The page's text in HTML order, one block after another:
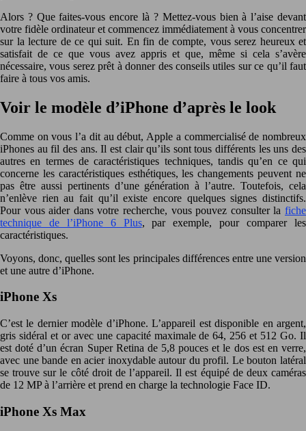
Alors ? Que faites-vous encore là ? Mettez-vous bien à l’aise devant
votre fidèle ordinateur et commencez immédiatement à vous concentrer
sur la lecture de ce qui suit. En fin de compte, vous serez heureux et
satisfait de ce que vous avez appris et que, même si cela s’avère
nécessaire, vous serez prêt à donner des conseils utiles sur ce qu’il faut
faire à tous vos amis.
Voir le modèle d’iPhone d’après le look
Comme on vous l’a dit au début, Apple a commercialisé de nombreux
iPhones au fil des ans. Il est clair qu’ils sont tous différents les uns des
autres en termes de caractéristiques techniques, tandis qu’en ce qui
concerne les caractéristiques esthétiques, les changements peuvent ne
pas être aussi pertinents d’une génération à l’autre. Toutefois, cela
n’enlève rien au fait qu’il existe encore quelques signes distinctifs.
Pour vous aider dans votre recherche, vous pouvez consulter la fiche
technique de l’iPhone 6 Plus, par exemple, pour comparer les
caractéristiques.
Voyons, donc, quelles sont les principales différences entre une version
et une autre d’iPhone.
iPhone Xs
C’est le dernier modèle d’iPhone. L’appareil est disponible en argent,
gris sidéral et or avec une capacité maximale de 64, 256 et 512 Go. Il
est doté d’un écran Super Retina de 5,8 pouces et le dos est en verre,
avec une bande en acier inoxydable autour du profil. Le bouton latéral
se trouve sur le côté droit de l’appareil. Il est équipé de deux caméras
de 12 MP à l’arrière et prend en charge la technologie Face ID.
iPhone Xs Max